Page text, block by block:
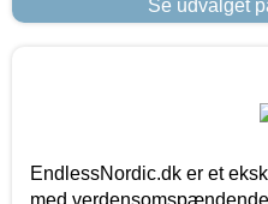
Se udvalget
EndlessNordic.dk er et
med